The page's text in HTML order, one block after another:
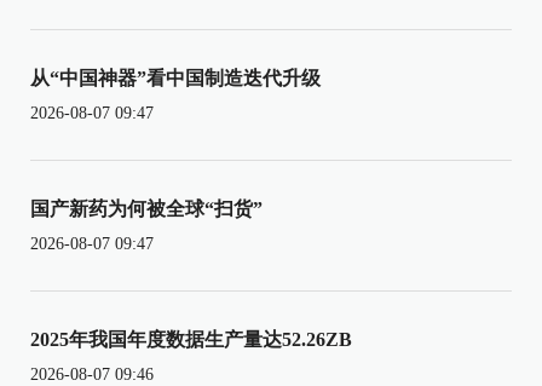
从“中国神器”看中国制造迭代升级
2026-08-07 09:47
国产新药为何被全球“扫货”
2026-08-07 09:47
2025年我国年度数据生产量达52.26ZB
2026-08-07 09:46